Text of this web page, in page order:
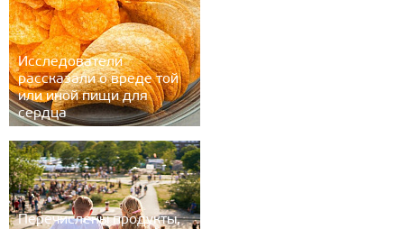
Исследователи
рассказали о вреде той
или иной пищи для
сердца
Перечислены продукты,